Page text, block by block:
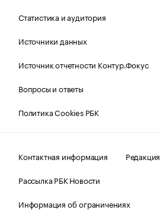
Статистика и аудитория
Источники данных
Источник отчетности Контур.Фокус
Вопросы и ответы
Политика Cookies РБК
Контактная информация
Редакция
Рассылка РБК Новости
Информация об ограничениях